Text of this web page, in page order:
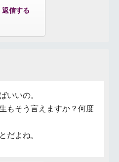
返信する
いいの。
もそう言えますか？何度
だよね。